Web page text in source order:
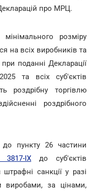
про МРЦ.
розміру
на всіх виробників та
поданні Декларації
та всіх суб'єктів
роздрібну торгівлю
роздрібного
пункту 26 частини
ІХ до суб'єктів
санкції у разі
виробами, за цінами,